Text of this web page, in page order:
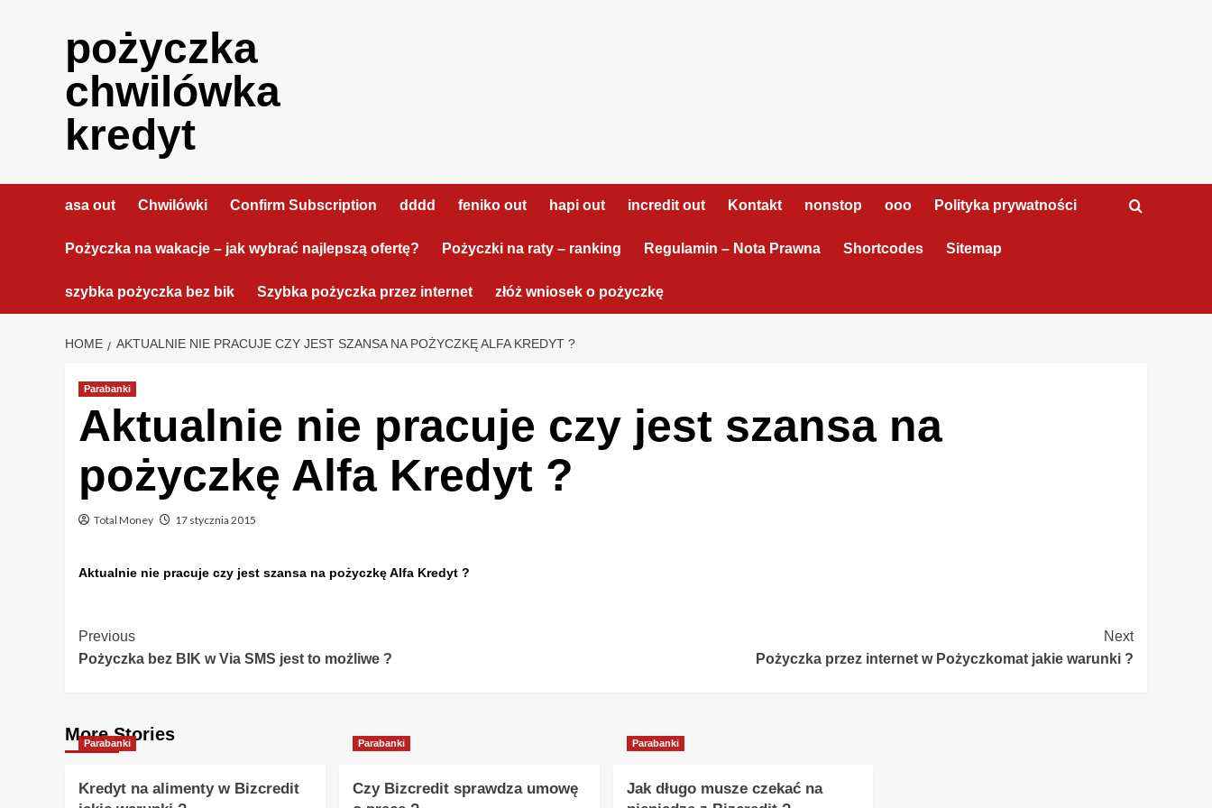
pożyczka
chwilówka
kredyt
asa out Chwilówki Confirm Subscription dddd feniko out hapi out incredit out Kontakt nonstop ooo Polityka prywatności
Pożyczka na wakacje – jak wybrać najlepszą ofertę? Pożyczki na raty – ranking Regulamin – Nota Prawna Shortcodes Sitemap
szybka pożyczka bez bik Szybka pożyczka przez internet złóż wniosek o pożyczkę
HOME AKTUALNIE NIE PRACUJE CZY JEST SZANSA NA POŻYCZKĘ ALFA KREDYT ?
Parabanki
Aktualnie nie pracuje czy jest szansa na
pożyczkę Alfa Kredyt ?
Total Money 17 stycznia 2015
Aktualnie nie pracuje czy jest szansa na pożyczkę Alfa Kredyt ?
Post
Navigation
Previous
Pożyczka bez BIK w Via SMS jest to możliwe ?
Next
Pożyczka przez internet w Pożyczkomat jakie warunki ?
More Stories
Parabanki
Kredyt na alimenty w Bizcredit
Parabanki
Czy Bizcredit sprawdza umowę
Parabanki
Jak długo musze czekać na